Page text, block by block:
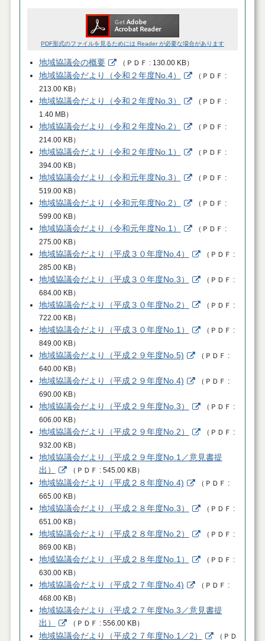
PDF形式のファイルを見るためには Reader が必要な場合があります
地域協議会の概要 （ ＰＤＦ 130.00 KB）
地域協議会だより（令和２年度No.4） （ ＰＤＦ
213.00 KB）
地域協議会だより（令和２年度No.3） （ ＰＤＦ
1.40 MB）
地域協議会だより（令和２年度No.2） （ ＰＤＦ
214.00 KB）
地域協議会だより（令和２年度No.1） （ ＰＤＦ
394.00 KB）
地域協議会だより（令和元年度No.3） （ ＰＤＦ
519.00 KB）
地域協議会だより（令和元年度No.2） （ ＰＤＦ
599.00 KB）
地域協議会だより（令和元年度No.1） （ ＰＤＦ
275.00 KB）
地域協議会だより（平成３０年度No.4） （ ＰＤＦ
285.00 KB）
地域協議会だより（平成３０年度No.3） （ ＰＤＦ
684.00 KB）
地域協議会だより（平成３０年度No.2） （ ＰＤＦ
722.00 KB）
地域協議会だより（平成３０年度No.1） （ ＰＤＦ
849.00 KB）
地域協議会だより（平成２９年度No.5) （ ＰＤＦ
640.00 KB）
地域協議会だより（平成２９年度No.4) （ ＰＤＦ
690.00 KB）
地域協議会だより（平成２９年度No.3） （ ＰＤＦ
606.00 KB）
地域協議会だより（平成２９年度No.2） （ ＰＤＦ
932.00 KB）
地域協議会だより（平成２９年度No.1／意見書提
出）
（ ＰＤＦ 545.00 KB）
地域協議会だより（平成２８年度No.4) （ ＰＤＦ
665.00 KB）
地域協議会だより（平成２８年度No.3） （ ＰＤＦ
651.00 KB）
地域協議会だより（平成２８年度No.2） （ ＰＤＦ
869.00 KB）
地域協議会だより（平成２８年度No.1） （ ＰＤＦ
630.00 KB）
地域協議会だより（平成２７年度No.4) （ ＰＤＦ
468.00 KB）
地域協議会だより（平成２７年度No.3／意見書提
出）
（ ＰＤＦ 556.00 KB）
地域協議会だより（平成２７年度No.1／2） （ ＰＤ